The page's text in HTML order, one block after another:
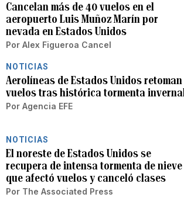
Cancelan más de 40 vuelos en el
aeropuerto Luis Muñoz Marín por
nevada en Estados Unidos
Por Alex Figueroa Cancel
NOTICIAS
Aerolíneas de Estados Unidos retoman
vuelos tras histórica tormenta invernal
Por Agencia EFE
NOTICIAS
El noreste de Estados Unidos se
recupera de intensa tormenta de nieve
que afectó vuelos y canceló clases
Por The Associated Press